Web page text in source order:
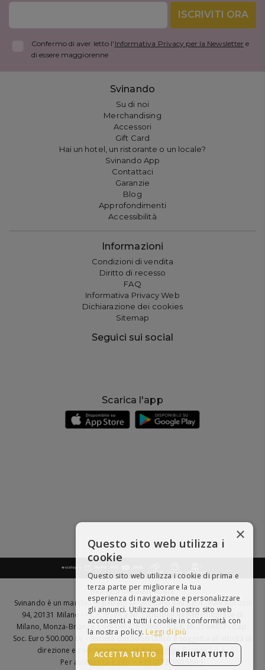
ISCRIVITI ORA
Confermo di aver letto l' Informativa Privacy per la Newsletter e
di essere maggiorenne
Svinando
Su di noi
Merchandising
Accessori
Gift Card
Hai un hotel, un ristorante o un locale?
Svinando App
Contattaci
Garanzie
Blog
Approfondimenti
Accessibilità
Informazioni
Condizioni di vendita
Diritto di recesso
FAQ
Informativa Privacy Web
Dichiarazione dei cookies
Sitemap
Seguici sui social
Scarica l'app
BEVI RESPONSABILMENTE
Svinando è un marchio registrato di Giordano Vini S.p.A. Viale Abruzzi
94, 20131 Milano - - C.F., P.IVA e Nr. Iscrizione Registro Imprese di
Milano, Monza-Brianza, Lodi 04642870960 - R.E.A. MI-2564477 - Cap.
Soc. Euro 500.000 i.v. - Società con Socio Unico e soggetta all'attività di
direzione e coordinamento diItalian Wine Brands S.p.A.
Per assistenza e info > +39 0173 550 550 |
×
Questo sito web utilizza i
cookie
Questo sito web utilizza i cookie di prima e
terza parte per migliorare la tua
esperienza di navigazione e personalizzare
gli annunci. Utilizzando il nostro sito web
acconsenti a tutti i cookie in conformità con
la nostra policy. Leggi di più
ACCETTA TUTTO RIFIUTA TUTTO